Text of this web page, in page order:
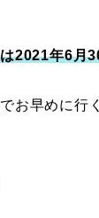
2021年6月
お早めに行